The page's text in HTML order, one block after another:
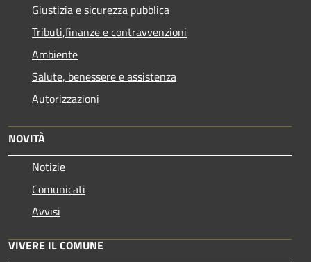
Giustizia e sicurezza pubblica
Tributi,finanze e contravvenzioni
Ambiente
Salute, benessere e assistenza
Autorizzazioni
NOVITÀ
Notizie
Comunicati
Avvisi
VIVERE IL COMUNE